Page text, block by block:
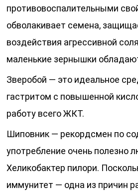
противовоспалительными
обволакивает семена,
воздействия агрессивной
маленькие зернышки
Зверобой — это идеальное
гастритом с повышенной
работу всего ЖКТ.
Шиповник — рекордсмен по
употребление очень полезно
Хеликобактер пилори.
иммунитет — одна из причин